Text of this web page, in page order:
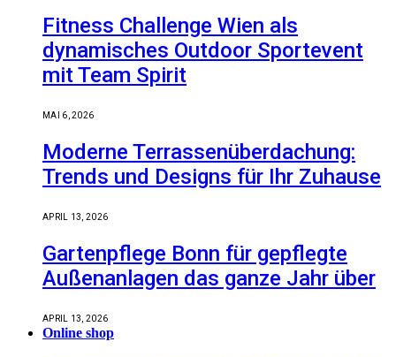
Fitness Challenge Wien als
dynamisches Outdoor Sportevent
mit Team Spirit
MAI 6, 2026
Moderne Terrassenüberdachung:
Trends und Designs für Ihr Zuhause
APRIL 13, 2026
Gartenpflege Bonn für gepflegte
Außenanlagen das ganze Jahr über
APRIL 13, 2026
Online shop